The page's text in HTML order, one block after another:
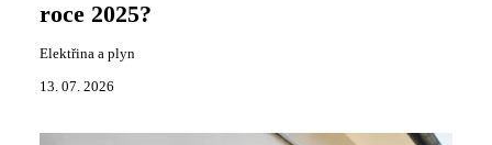
roce 2025?
Elektřina a plyn
13. 07. 2026